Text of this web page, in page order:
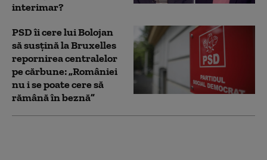
interimar?
PSD îi cere lui Bolojan
să susțină la Bruxelles
repornirea centralelor
pe cărbune: „României
nu i se poate cere să
rămână în beznă”